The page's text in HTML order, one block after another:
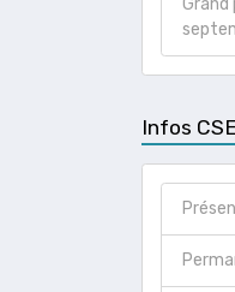
Grand
Infos CSE